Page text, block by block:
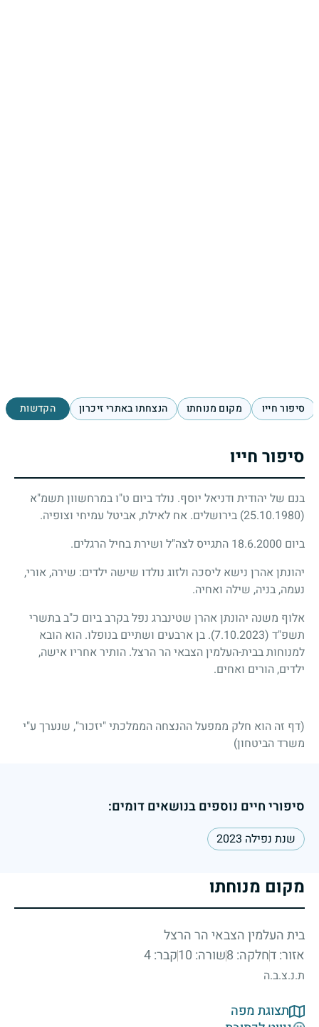
סיפור חייו מקום מנוחתו הנצחתו באתרי זיכרון הקדשות
סיפור חייו
בנם של יהודית ודניאל יוסף. נולד ביום ט"ו במרחשוון תשמ"א
(25.10.1980)
בירושלים. אח לאילת, אביטל עמיחי וצופיה.
ביום 18.6.2000 התגייס לצה"ל ושירת בחיל הרגלים.
יהונתן אהרן נישא ליסכה ולזוג נולדו שישה ילדים: שירה, אורי,
נעמה, בניה, שילה ואחיה.
אלוף משנה יהונתן אהרן שטינברג נפל בקרב ביום כ"ב בתשרי
תשפ"ד (7.10.2023)
. בן ארבעים ושתיים בנופלו. הוא הובא
למנוחות בבית-העלמין הצבאי הר הרצל. הותיר אחריו אישה,
ילדים, הורים ואחים.
(דף זה הוא חלק ממפעל ההנצחה הממלכתי "יזכור", שנערך ע"י
משרד הביטחון)
סיפורי חיים נוספים בנושאים דומים:
שנת נפילה 2023
מקום מנוחתו
בית העלמין הצבאי הר הרצל
אזור: דחלקה: 8 שורה: 10 קבר: 4
ת.נ.צ.ב.ה
תצוגת מפה